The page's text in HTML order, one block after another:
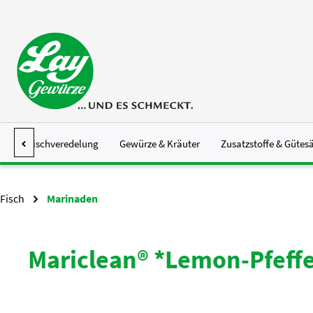
Fleischveredelung Gewürze & Kräuter Zusatzstoffe &
Fisch Marinaden
Mariclean® *Lemon-